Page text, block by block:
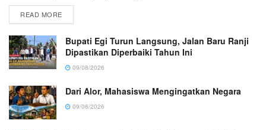
READ MORE
Bupati Egi Turun Langsung, Jalan Baru Ranji
Dipastikan Diperbaiki Tahun Ini
09/08/2026
Dari Alor, Mahasiswa Mengingatkan Negara
09/08/2026